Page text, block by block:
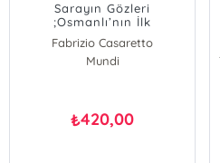
Sarayın Gözleri
;Osmanlı’nın İlk
Fotoğrafçılarından
Sébah&Joaillier’nin
Hikâyesi
Fabrizio Casaretto
Mundi
₺420,00